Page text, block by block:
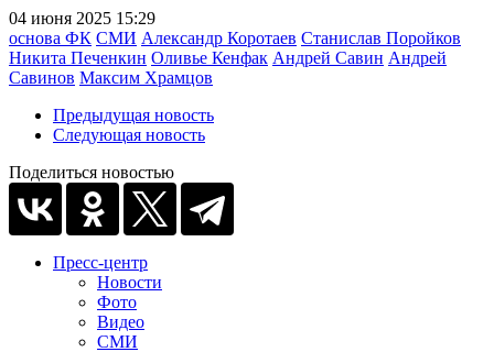
04 июня 2025 15:29
основа ФК СМИ Александр Коротаев Станислав Поройков
Никита Печенкин Оливье Кенфак Андрей Савин Андрей
Савинов Максим Храмцов
Предыдущая новость
Следующая новость
Поделиться новостью
Пресс-центр
Новости
Фото
Видео
СМИ